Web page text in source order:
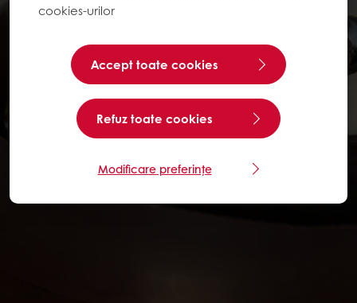
cookies-urilor
Accept toate cookies
Refuz toate cookies
Modificare preferințe